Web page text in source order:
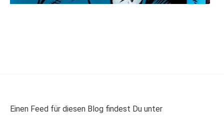
Einen Feed für diesen Blog findest Du unter